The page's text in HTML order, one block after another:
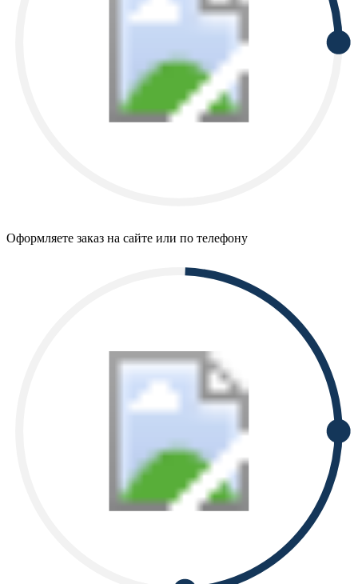
Оформляете заказ на сайте или по телефону